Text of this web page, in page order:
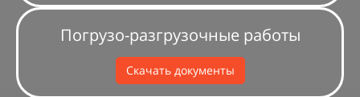
Погрузо-разгрузочные работы
Скачать документы